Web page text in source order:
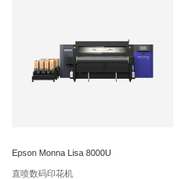
Epson Monna Lisa 8000U
直喷数码印花机